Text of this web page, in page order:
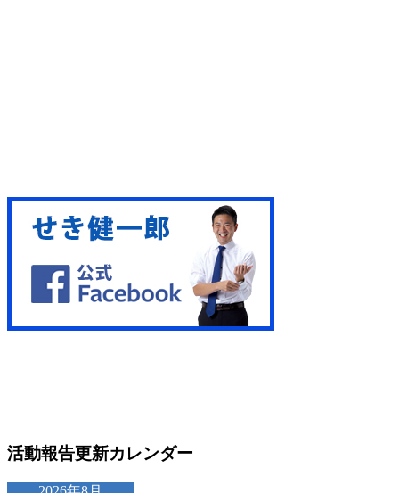
活動報告更新カレンダー